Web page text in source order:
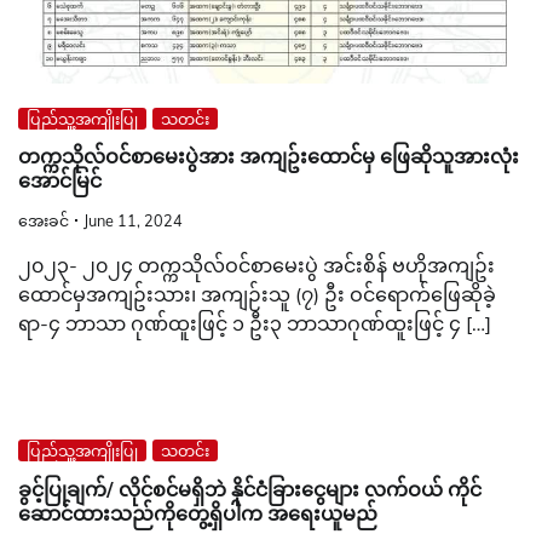
ပြည်သူ့အကျိုးပြု သတင်း
တက္ကသိုလ်ဝင်စာမေးပွဲအား အကျဥ်းထောင်မှ ဖြေဆိုသူအားလုံး
အောင်မြင်
အေးခင် June 11, 2024
၂၀၂၃- ၂၀၂၄ တက္ကသိုလ်ဝင်စာမေးပွဲ အင်းစိန် ဗဟိုအကျဥ်း
ထောင်မှအကျဥ်းသား၊ အကျဉ်းသူ (၇) ဦး ဝင်ရောက်ဖြေဆိုခဲ့
ရာ-၄ ဘာသာ ဂုဏ်ထူးဖြင့် ၁ ဦး၃ ဘာသာဂုဏ်ထူးဖြင့် ၄ […]
ပြည်သူ့အကျိုးပြု သတင်း
ခွင့်ပြုချက်/ လိုင်စင်မရှိဘဲ နိုင်ငံခြားငွေများ လက်ဝယ် ကိုင်
ဆောင်ထားသည်ကိုတွေ့ရှိပါက အရေးယူမည်